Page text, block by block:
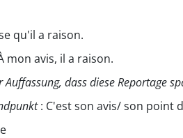
qu'il a raison.
mon avis, il a raison.
dass diese Reportage
: C'est son avis/ son point